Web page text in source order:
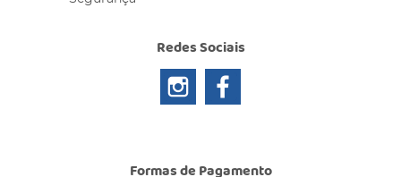
Redes Sociais
Formas de Pagamento